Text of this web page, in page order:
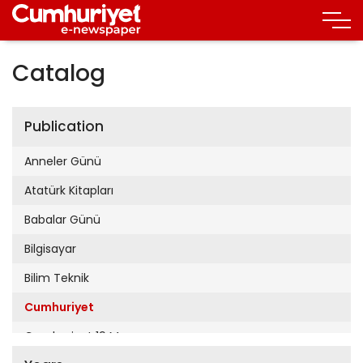
Catalog
Publication
Anneler Günü
Atatürk Kitapları
Babalar Günü
Bilgisayar
Bilim Teknik
Cumhuriyet
Cumhuriyet 19 Mayıs